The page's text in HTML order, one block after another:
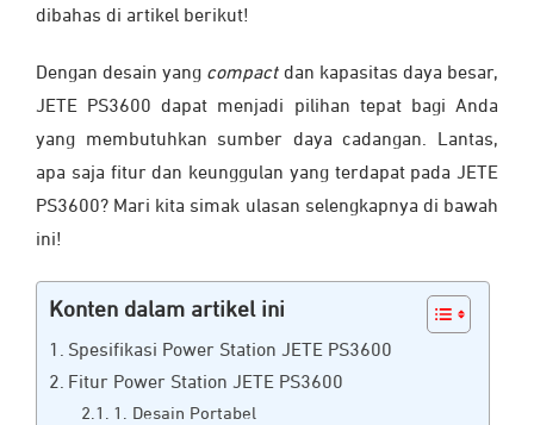
dibahas di artikel berikut!
Dengan desain yang compactdan kapasitas daya besar,
JETE PS3600 dapat menjadi pilihan tepat bagi Anda
yang membutuhkan sumber daya cadangan. Lantas,
apa saja fitur dan keunggulan yang terdapat pada JETE
PS3600? Mari kita simak ulasan selengkapnya di bawah
ini!
Konten dalam artikel ini
Spesifikasi Power Station JETE PS3600
Fitur Power Station JETE PS3600
1. Desain Portabel